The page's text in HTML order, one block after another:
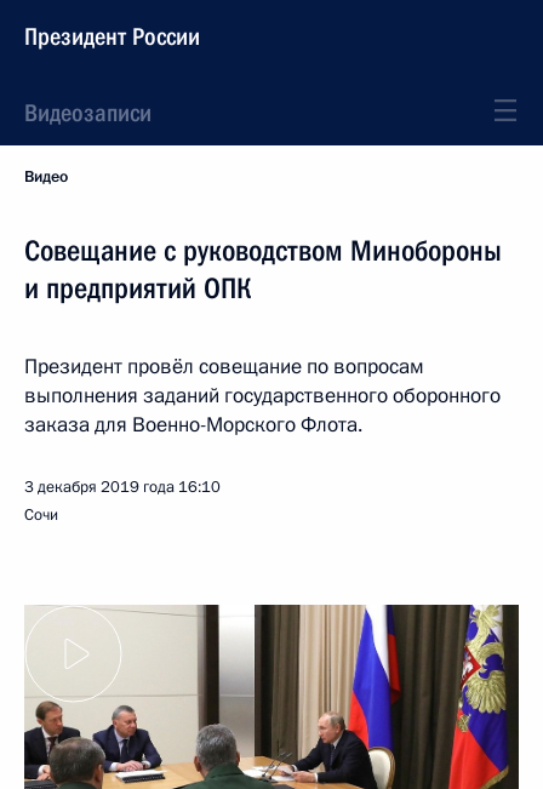
Президент России
Видеозаписи
Видео
Совещание с руководством Минобороны
и предприятий ОПК
Президент провёл совещание по вопросам
выполнения заданий государственного оборонного
заказа для Военно-Морского Флота.
3 декабря 2019 года 16:10
Сочи